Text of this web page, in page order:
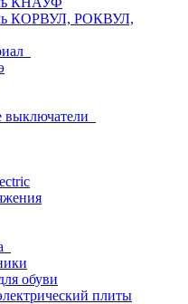
КОРВУЛ, РОКВУЛ,
выключатели
обуви
плиты